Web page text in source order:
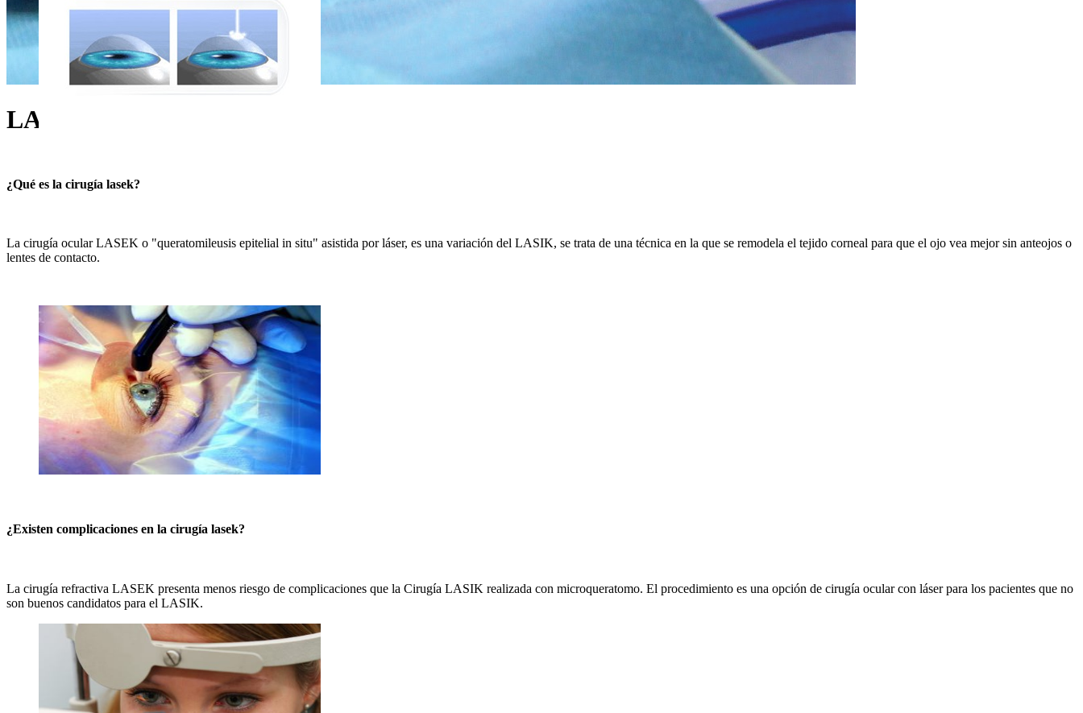
LASEK
¿Qué es la cirugía lasek?
La cirugía ocular LASEK o "queratomileusis epitelial in situ" asistida por láser, es una variación del LASIK, se trata de una técnica en la que se remodela el tejido corneal para que el ojo vea mejor sin anteojos o
lentes de contacto.
¿Existen complicaciones en la cirugía lasek?
La cirugía refractiva LASEK presenta menos riesgo de complicaciones que la Cirugía LASIK realizada con microqueratomo. El procedimiento es una opción de cirugía ocular con láser para los pacientes que no
son buenos candidatos para el LASIK.